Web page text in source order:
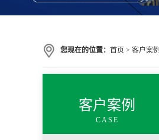
您现在的位置： 首页 > 客户案例
客户案例
CASE